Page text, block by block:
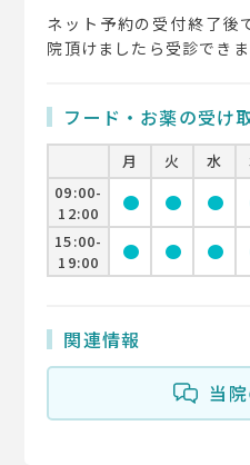
ネット予約の受付終了後
院頂けましたら受診できま
フード・お薬の受け
月 火 水
09:00-
12:00
circle circle circle
15:00-
19:00
circle circle circle
関連情報
当